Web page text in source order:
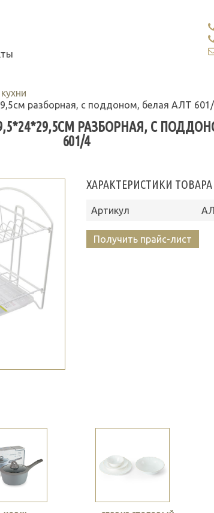
разборная, с поддоном, белая АЛТ
РАЗБОРНАЯ, С
601/4
ХАРАКТЕРИСТИКИ ТОВАРА
Артикул
Получить прайс-лист